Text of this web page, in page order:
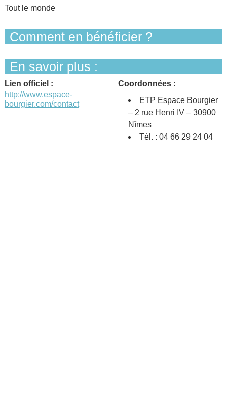
Tout le monde
Comment en bénéficier ?
En savoir plus :
Lien officiel :
http://www.espace-
bourgier.com/contact
Coordonnées :
ETP Espace Bourgier
– 2 rue Henri IV – 30900
Nîmes
Tél. : 04 66 29 24 04